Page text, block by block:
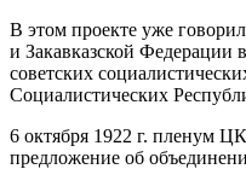
В этом проекте уже
и Закавказской
советских
Социалистических
6 октября 1922 г. пленум
предложение об